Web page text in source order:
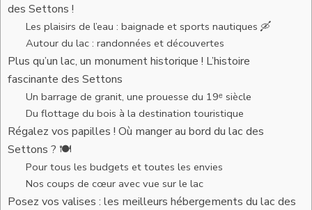
des Settons !
Les plaisirs de l’eau : baignade et sports nautiques 🛶
Autour du lac : randonnées et découvertes
Plus qu’un lac, un monument historique ! L’histoire
fascinante des Settons
Un barrage de granit, une prouesse du 19ᵉ siècle
Du flottage du bois à la destination touristique
Régalez vos papilles ! Où manger au bord du lac des
Settons ? 🍽️
Pour tous les budgets et toutes les envies
Nos coups de cœur avec vue sur le lac
Posez vos valises : les meilleurs hébergements du lac des